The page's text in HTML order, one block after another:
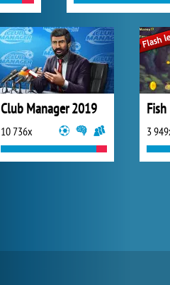
Club Manager 2019
10 736x 3